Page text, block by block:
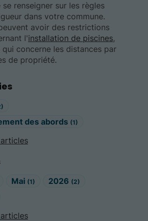
des abords (1)
Mai (1) 2026 (2)
renseigner sur les règles
dans votre commune.
avoir des restrictions
l'installation de piscines,
concerne les distances par
de propriété.